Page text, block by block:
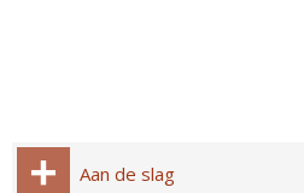
Aan de slag